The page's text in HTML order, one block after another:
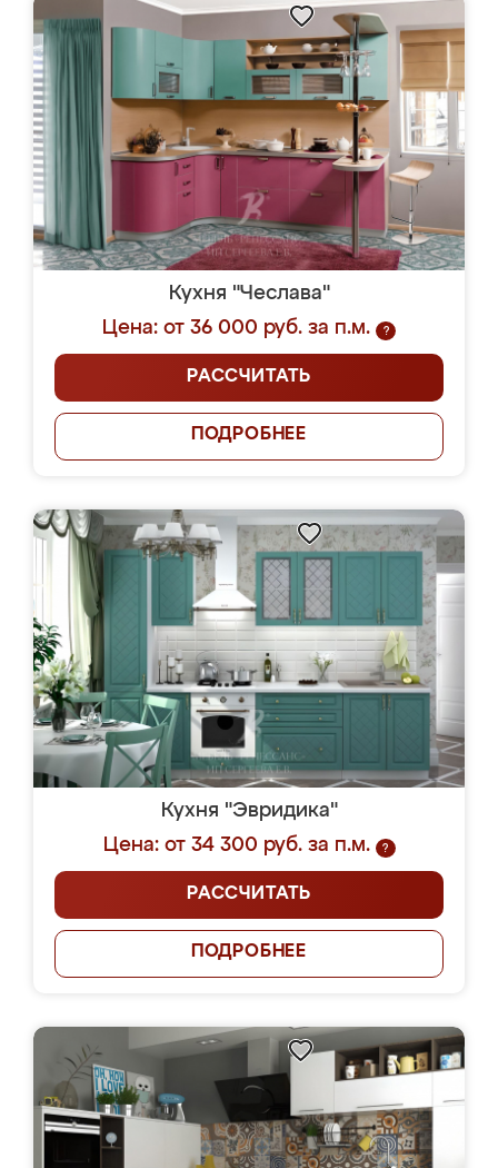
Кухня "Чеслава"
Цена: от 36 000 руб. за п.м.
?
РАССЧИТАТЬ
ПОДРОБНЕЕ
Кухня "Эвридика"
Цена: от 34 300 руб. за п.м.
?
РАССЧИТАТЬ
ПОДРОБНЕЕ